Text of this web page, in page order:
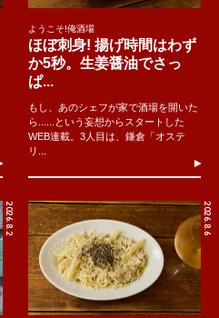
ようこそ!俺酒場
ほぼ刺身! 揚げ時間はわず
か5秒。生姜醤油でさっ
ぱ...
もし、あのシェフが家で酒場を開いた
ら......という妄想からスタートした
WEB連載。3人目は、鎌倉「オステ
リ...
2026.8.2 2026.8.6